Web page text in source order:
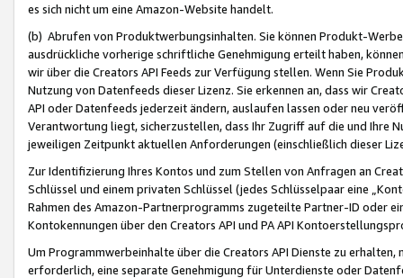
es sich nicht um eine Amazon-Website handelt.
(b) Abrufen von Produktwerbungsinhalten. Sie können Produkt-
ausdrückliche vorherige schriftliche Genehmigung erteilt haben,
wir über die Creators API Feeds zur Verfügung stellen. Wenn Sie
Nutzung von Datenfeeds dieser Lizenz. Sie erkennen an, dass wir
API oder Datenfeeds jederzeit ändern, auslaufen lassen oder neu
Verantwortung liegt, sicherzustellen, dass Ihr Zugriff auf die und Ihre
jeweiligen Zeitpunkt aktuellen Anforderungen (einschließlich dieser
Zur Identifizierung Ihres Kontos und zum Stellen von Anfragen an
Schlüssel und einem privaten Schlüssel (jedes Schlüsselpaar eine
Rahmen des Amazon-Partnerprogramms zugeteilte Partner-ID oder
Kontokennungen über den Creators API und PA API
Um Programmwerbeinhalte über die Creators API Dienste zu
erforderlich, eine separate Genehmigung für Unterdienste oder